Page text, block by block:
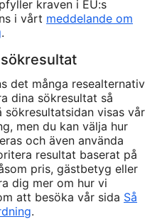
kraven i EU:s
i vårt meddelande om
.
det många resealternativ
dina sökresultat så
sökresultatsidan visas vår
men du kan välja hur
och även använda
resultat baserat på
pris, gästbetyg eller
dig mer om hur vi
att besöka vår sida Så
.